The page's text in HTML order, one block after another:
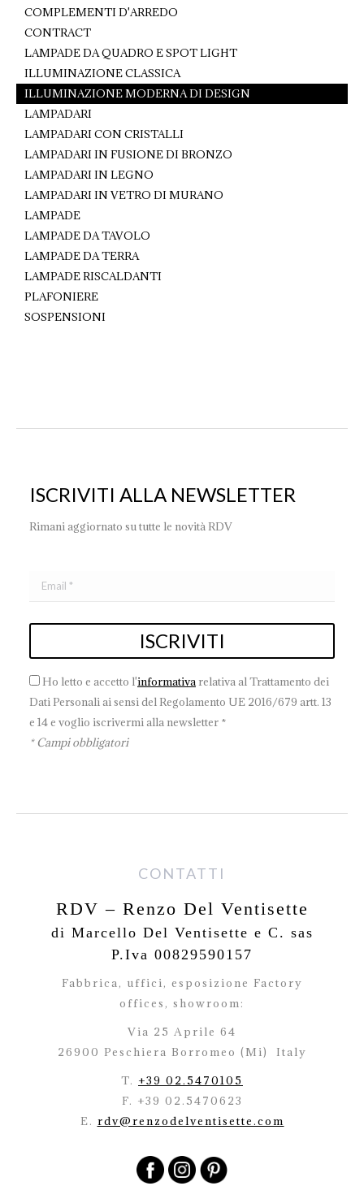
COMPLEMENTI D'ARREDO
CONTRACT
LAMPADE DA QUADRO E SPOT LIGHT
ILLUMINAZIONE CLASSICA
ILLUMINAZIONE MODERNA DI DESIGN
LAMPADARI
LAMPADARI CON CRISTALLI
LAMPADARI IN FUSIONE DI BRONZO
LAMPADARI IN LEGNO
LAMPADARI IN VETRO DI MURANO
LAMPADE
LAMPADE DA TAVOLO
LAMPADE DA TERRA
LAMPADE RISCALDANTI
PLAFONIERE
SOSPENSIONI
ISCRIVITI ALLA NEWSLETTER
Rimani aggiornato su tutte le novità RDV
Ho letto e accetto l'informativa relativa al Trattamento dei
Dati Personali ai sensi del Regolamento UE 2016/679 artt. 13
e 14 e voglio iscrivermi alla newsletter *
* Campi obbligatori
CONTATTI
RDV – Renzo Del Ventisette
di Marcello Del Ventisette e C. sas
P.Iva 00829590157
Fabbrica, uffici, esposizione Factory
offices, showroom:
Via 25 Aprile 64
26900 Peschiera Borromeo (Mi)
Italy
T. +39 02.5470105
F. +39 02.5470623
E. rdv@renzodelventisette.com